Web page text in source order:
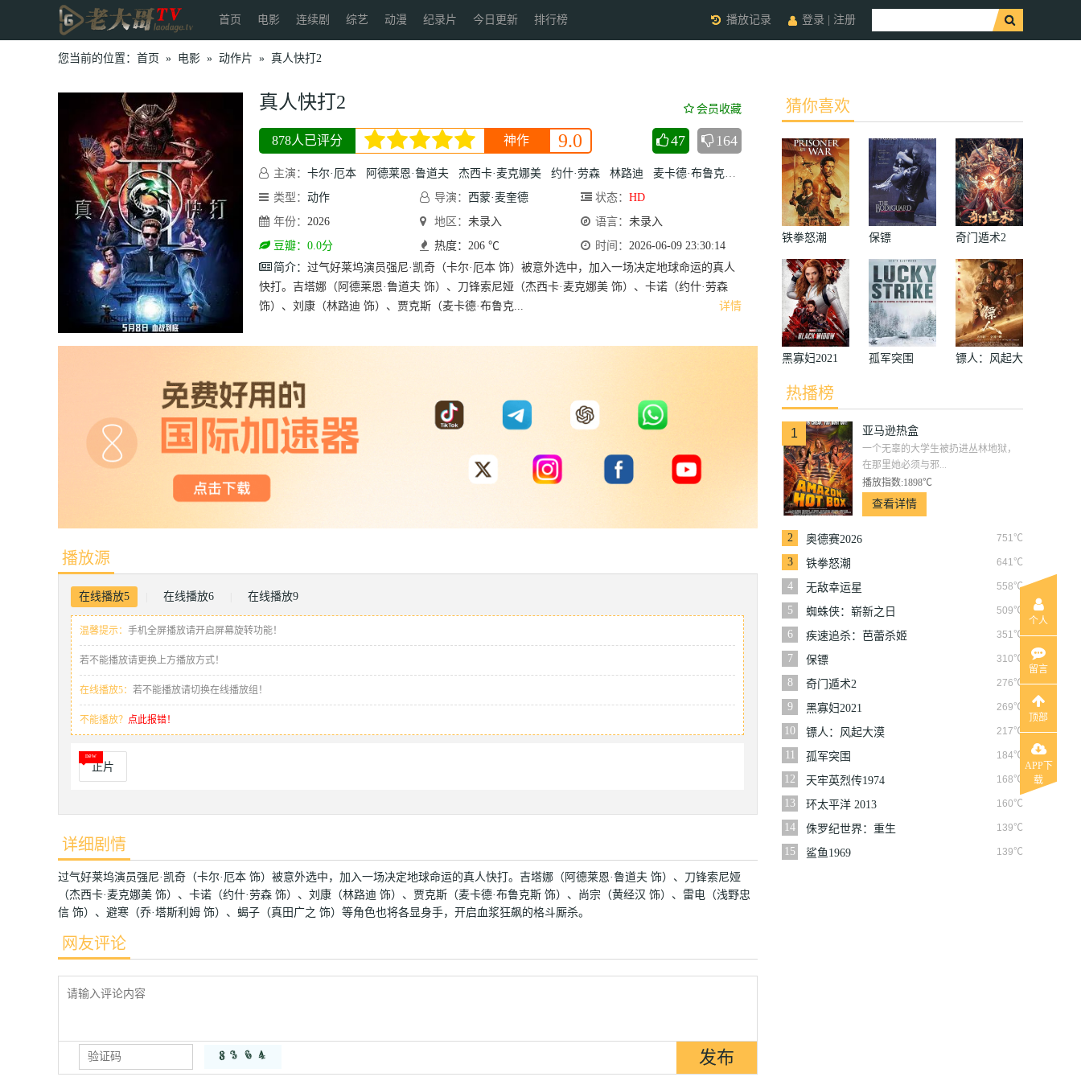
首页 电影 连续剧 综艺 动漫 纪录片 今日更新 排行榜 登录 注册
播放记录
您当前的位置： 首页 » 电影 » 动作片 » 真人快打2
真人快打2 会员收藏
878人已评分 神作 9.0 47 164
主演： 卡尔·厄本 阿德莱恩·鲁道夫 杰西卡·麦克娜美 约什·劳森 林路迪 麦卡德·布鲁克斯 塔蒂·加布里埃 刘易斯·陈 达蒙·海瑞曼 黄经汉 浅野忠信
类型： 动作 导演： 西蒙·麦奎德 状态： HD
年份： 2026 地区： 未录入 语言： 未录入
豆瓣：0.0分
热度：206 ℃ 时间： 2026-06-09 23:30:14
简介：
详情
过气好莱坞演员强尼·凯奇（卡尔·厄本 饰）被意外选中，加入一场决定地球命运的真人
快打。吉塔娜（阿德莱恩·鲁道夫 饰）、刀锋索尼娅（杰西卡·麦克娜美 饰）、卡诺（约什·劳森
饰）、刘康（林路迪 饰）、贾克斯（麦卡德·布鲁克...
播放源
在线播放5 在线播放6 在线播放9
温馨提示： 手机全屏播放请开启屏幕旋转功能！
若不能播放请更换上方播放方式！
在线播放5： 若不能播放请切换在线播放组！
不能播放？ 点此报错！
正片
详细剧情
过气好莱坞演员强尼·凯奇（卡尔·厄本 饰）被意外选中，加入一场决定地球命运的真人快打。吉塔娜（阿德莱恩·鲁道夫 饰）、刀锋索尼娅
（杰西卡·麦克娜美 饰）、卡诺（约什·劳森 饰）、刘康（林路迪 饰）、贾克斯（麦卡德·布鲁克斯 饰）、尚宗（黄经汉 饰）、雷电（浅野忠
信 饰）、避寒（乔·塔斯利姆 饰）、蝎子（真田广之 饰）等角色也将各显身手，开启血浆狂飙的格斗厮杀。
网友评论
猜你喜欢
铁拳怒潮 保镖 奇门遁术2
黑寡妇2021 孤军突围
镖人：风起大
热播榜
1 亚马逊热盒
一个无辜的大学生被扔进丛林地狱，
在那里她必须与邪...
播放指数:1898℃
查看详情
2 751℃
奥德赛2026
3
641℃
铁拳怒潮
4
558℃
无敌幸运星
5
509℃
蜘蛛侠：崭新之日
6
351℃
疾速追杀：芭蕾杀姬
7
310℃
保镖
8
276℃
奇门遁术2
9
269℃
黑寡妇2021
10
217℃
镖人：风起大漠
11
184℃
孤军突围
12
168℃
天牢英烈传1974
13
160℃
环太平洋 2013
14
139℃
侏罗纪世界：重生
15
139℃
鲨鱼1969
个人
留言
顶部
APP下
载